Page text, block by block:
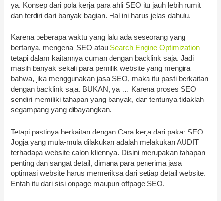
ya. Konsep dari pola kerja para ahli SEO itu jauh lebih rumit
dan terdiri dari banyak bagian. Hal ini harus jelas dahulu.
Karena beberapa waktu yang lalu ada seseorang yang
bertanya, mengenai SEO atau Search Engine Optimization
tetapi dalam kaitannya cuman dengan backlink saja. Jadi
masih banyak sekali para pemilik website yang mengira
bahwa, jika menggunakan jasa SEO, maka itu pasti berkaitan
dengan backlink saja. BUKAN, ya … Karena proses SEO
sendiri memiliki tahapan yang banyak, dan tentunya tidaklah
segampang yang dibayangkan.
Tetapi pastinya berkaitan dengan Cara kerja dari pakar SEO
Jogja yang mula-mula dilakukan adalah melakukan AUDIT
terhadapa website calon kliennya. Disini merupakan tahapan
penting dan sangat detail, dimana para penerima jasa
optimasi website harus memeriksa dari setiap detail website.
Entah itu dari sisi onpage maupun offpage SEO.